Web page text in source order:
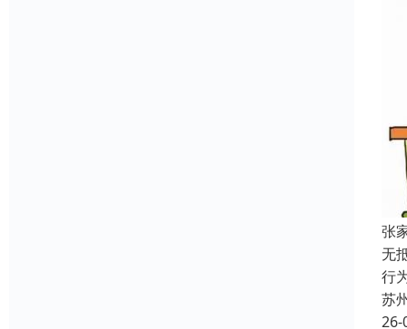
张
无
行
苏
26-